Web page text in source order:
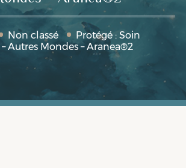
Non classé
Protégé : Soin
Autres Mondes – Aranea®️2